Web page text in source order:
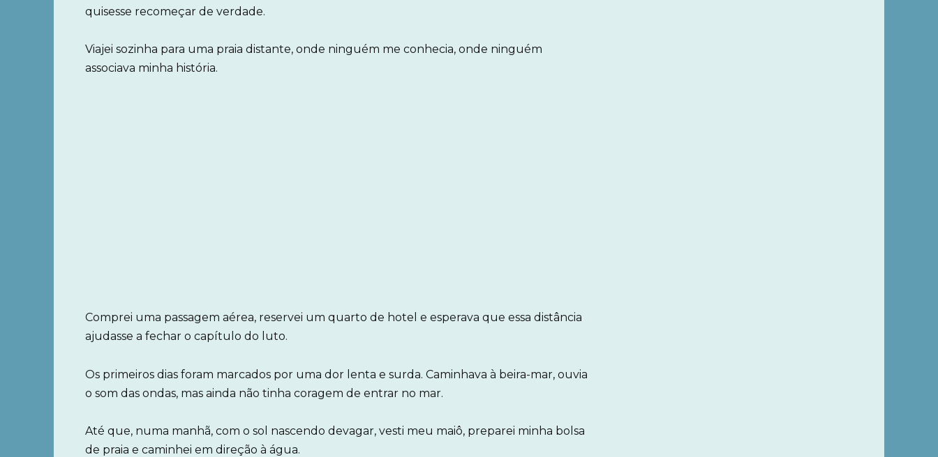
quisesse recomeçar de verdade.
Viajei sozinha para uma praia distante, onde ninguém me conhecia, onde ninguém
associava minha história.
Comprei uma passagem aérea, reservei um quarto de hotel e esperava que essa distância
ajudasse a fechar o capítulo do luto.
Os primeiros dias foram marcados por uma dor lenta e surda. Caminhava à beira-mar, ouvia
o som das ondas, mas ainda não tinha coragem de entrar no mar.
Até que, numa manhã, com o sol nascendo devagar, vesti meu maiô, preparei minha bolsa
de praia e caminhei em direção à água.